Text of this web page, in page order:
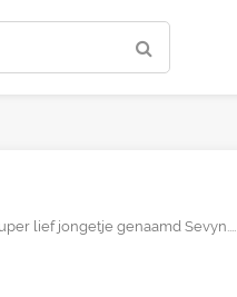
lief jongetje genaamd Sevyn....